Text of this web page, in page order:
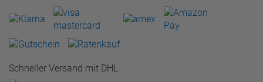
Schneller Versand mit DHL